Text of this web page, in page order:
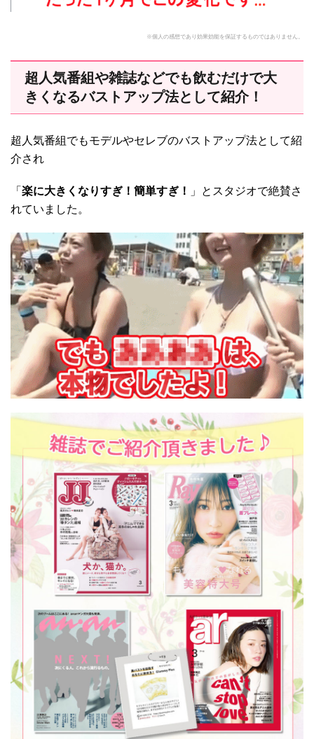
※個人の感想であり効果効能を保証するものではありません。
超人気番組や雑誌などでも飲むだけで大
きくなるバストアップ法として紹介！
超人気番組でもモデルやセレブのバストアップ法として紹
介され
「 楽に大きくなりすぎ！簡単すぎ！
」とスタジオで絶賛さ
れていました。